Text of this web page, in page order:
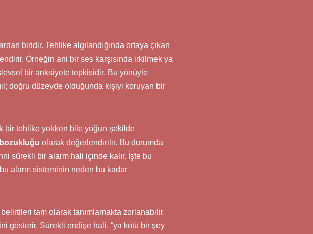
biridir. Tehlike algılandığında ortaya çıkan
Örneğin ani bir ses karşısında irkilmek ya
bir anksiyete tepkisidir. Bu yönüyle
doğru düzeyde olduğunda kişiyi koruyan bir
bir tehlike yokken bile yoğun şekilde
olarak değerlendirilir. Bu durumda
sürekli bir alarm hali içinde kalır. İşte bu
alarm sisteminin neden bu kadar
tam olarak tanımlamakta zorlanabilir.
gösterir. Sürekli endişe hali, “ya kötü bir şey